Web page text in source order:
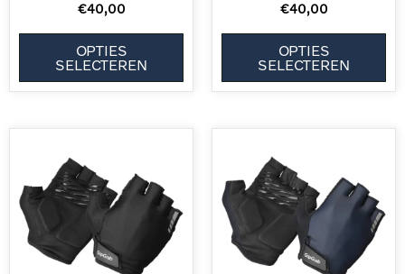
€40,00
OPTIES
SELECTEREN
€40,00
OPTIES
SELECTEREN